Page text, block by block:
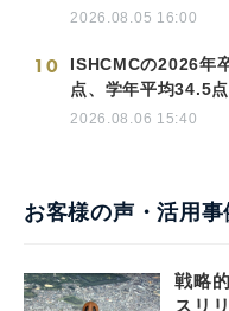
2026.08.05 16:00
10
ISHCMCの2026年
点、学年平均34.5点
2026.08.06 15:40
お客様の声・活用事
戦略
スリ